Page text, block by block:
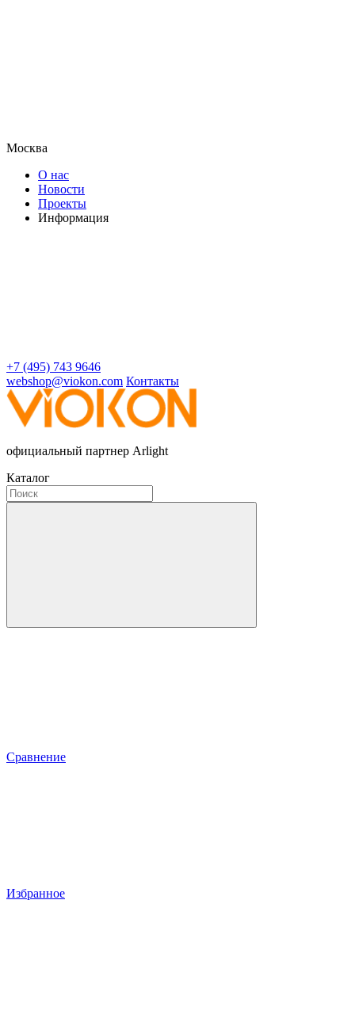
Москва
О нас
Новости
Проекты
Информация
+7 (495) 743 9646
webshop@viokon.com Контакты
официальный партнер Arlight
Каталог
Сравнение
Избранное